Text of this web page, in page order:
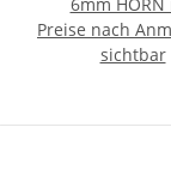
Preise nach
sichtbar